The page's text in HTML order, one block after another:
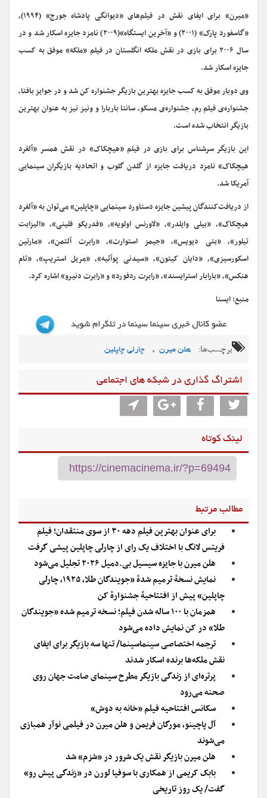
«میرن» برای ایفای نقش در فیلم‌های «دیوانگی پادشاه جورج» (۱۹۹۴)،‌
«گاسفورد پارک» (۲۰۰۱) و «آخرین ایستگاه»(۲۰۰۹) نامزد جایزه اسکار شد و در
سال ۲۰۰۶ برای بازی در نقش ملکه انگلستان در فیلم «ملکه» موفق به کسب
جایزه اسکار شد.
وی دوبار موفق به کسب جایزه بهترین بازیگر جشنواره کن شد و در جوایز بافتا،
جشنواره‌ی فیلم رم، جشنواره‌ی مسکو، سانتا باربارا و ونیز نیز به عنوان بهترین
بازیگر انتخاب شده است.
این بازیگر سرشناس برای بازی در فیلم «هیچکاک» در نقش همسر «آلفرد
هیچکاک» نامزد دریافت جایزه از گلدن گلوب و اتحادیه بازیگران سینمایی
آمریکا شد.
از دریافت‌کنندگان پیشین جایزه دستاورد سینمایی «چاپلین» می‌توان به «آلفرد
هیچکاک»، «بیلی وایلدر»، «لاورنس اولویه»، «فدریکو فلینی»، «الیزابت
تیلور»، «بتی دیویس»، «جیمز استوارت»، «رابرت آلتمن»، «مارتین
اسکورسیزی»، «دایان کیتون»، «سیدنی پوآتیه»، «مریل استریپ»، «تام
هنکس»، «بارابار استرایسند»، «رابرت ردفورد» و «رابرت دنیرو» اشاره کرد.
منبع: ایسنا
برچسب‌ها: هلن میرن , چارلی چاپلین
اشتراگ گذاری در شبکه های اجتماعی
لینک کوتاه
مطالب مرتبط
برای عنوان بهترین فیلم دهه ۳۰ از سوی منتقدان؛ فیلم
فریتس لانگ با اختلاف یک رای از چارلی چاپلین پیشی گرفت
هلن میرن با جایزه سیسیل بی.دمیل ۲۰۲۶ تجلیل می‌شود
نمایش نسخهٔ ترمیم شدهٔ «جویندگان طلا، ۱۹۲۵، چارلی
چاپلین» پیش از افتتاحیهٔ جشنوارهٔ کن
همزمان با ۱۰۰ ساله شدن فیلم؛ نسخه ترمیم شده «جویندگان
طلا» در کن نمایش داده می‌شود
ترجمه اختصاصی سینماسینما/ تنها سه بازیگر برای ایفای
نقش ملکه‌ها برنده اسکار شدند
پرتره‌ای از زندگی بازیگر مطرح سینمای صامت جهان روی
صحنه می‌رود
سکانس افتتاحیه فیلم «خانه به دوش»
آل پاچینو، مورگان فریمن و هلن میرن در فیلمی نوآر همبازی
می‌شوند
هلن میرن بازیگر نقش یک شرور در «شزم» شد
بابک کریمی از همکاری با سوفیا لورن در «زندگی پیش رو»
گفت/ یک روز تاریخی